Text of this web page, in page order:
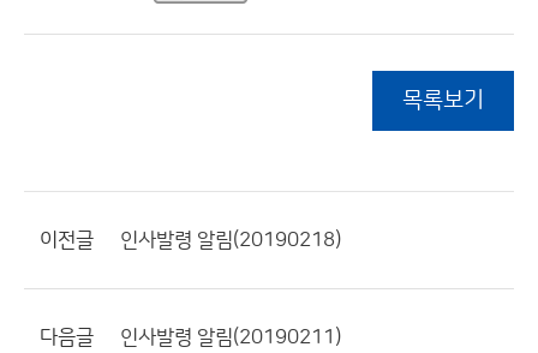
목록보기
이전글 인사발령 알림(20190218)
다음글 인사발령 알림(20190211)